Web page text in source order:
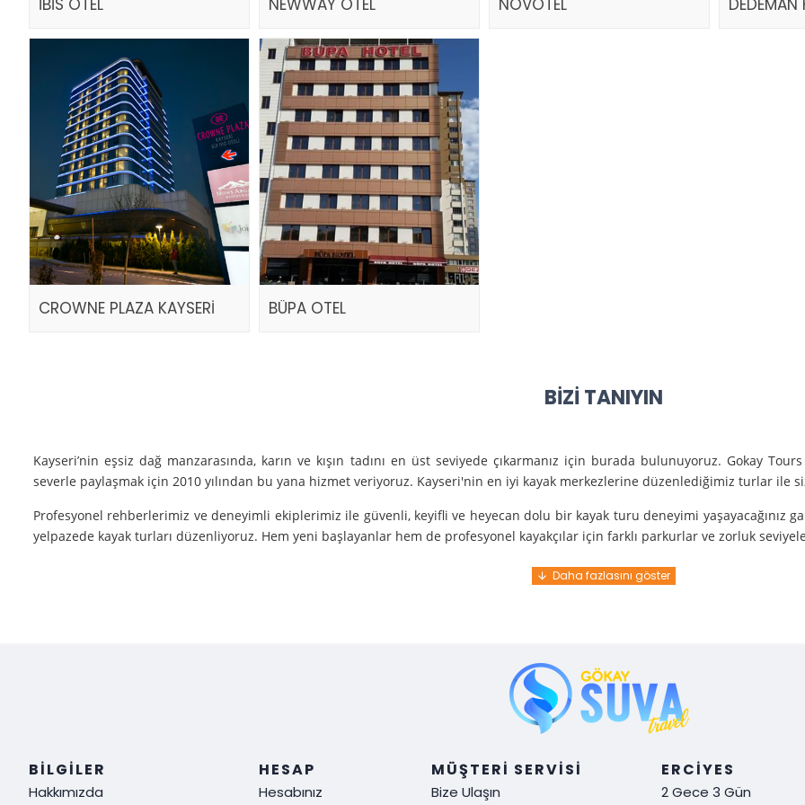
CROWNE PLAZA KAYSERİ BÜPA OTEL
BIZI TANIYIN
Kayseri’nin eşsiz dağ manzarasında, karın ve kışın tadını en üst seviyede çıkarmanız için burada bulunuyoruz. Gokay
severle paylaşmak için 2010 yılından bu yana hizmet veriyoruz. Kayseri'nin en iyi kayak merkezlerine düzenlediğimiz turlar ile
Profesyonel rehberlerimiz ve deneyimli ekiplerimiz ile güvenli, keyifli ve heyecan dolu bir kayak turu deneyimi yaşayacağınız
yelpazede kayak turları düzenliyoruz. Hem yeni başlayanlar hem de profesyonel kayakçılar için farklı parkurlar ve zorluk
Güvenlik: Kayak yaparken güvenliğiniz bizim için her şeyden önce gelir. En kaliteli ekipmanlarla ve uzman rehberlerle sizi güvenle
Müşteri Memnuniyeti: Sizin tatmin olmanız bizim için her şey demek. Tüm detayları önceden planlayarak, size özel, rahat ve
ediyoruz!
BILGILER
Hakkımızda
HESAP
Hesabınız
MÜŞTERI SERVISI
Bize Ulaşın
ERCIYES
2 Gece 3 Gün